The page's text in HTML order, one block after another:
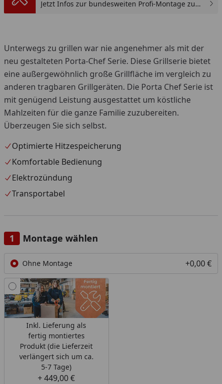
Jetzt Infos zur bundesweiten Profi-Montage zum
Unterwegs zu grillen war nie angenehmer als mit der
neu gestalteten Porta-Chef Serie. Diese Grillserie bietet
eine außergewöhnlich große Grillfläche im vergleich zu
anderen tragbaren Grillgeräten. Die Porta Chef Serie ist
mit genügend Leistung ausgestattet um köstliche
Mahlzeiten für die ganze Familie zuzubereiten.
Überzeugen Sie sich selbst.
Optimierte Hitzespeicherung
Komfortable Bedienung
Elektrozündung
Transportabel
Montage wählen
Ohne Montage +0,00 €
Inkl. Lieferung als
fertig montiertes
Produkt (die Lieferzeit
verlängert sich um ca.
5-7 Tage)
+ 449,00 €